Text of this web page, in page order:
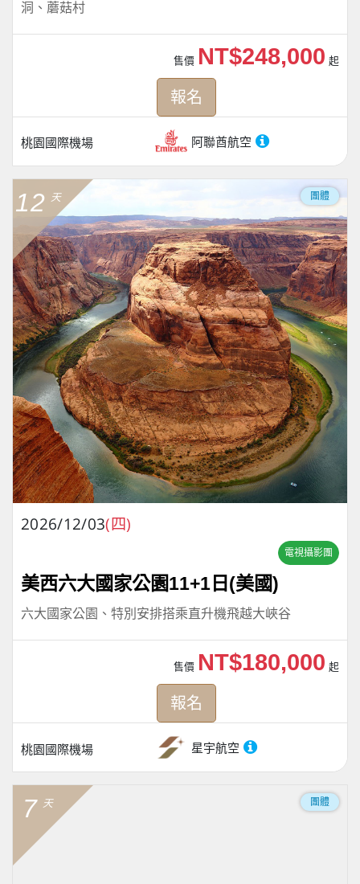
洞、蘑菇村
桃園國際機場 阿聯酋航空
售價 NT$248,000 起
報名
12 天 團體
2026/12/03(四)
電視攝影團
美西六大國家公園11+1日(美國)
六大國家公園、特別安排搭乘直升機飛越大峽谷
桃園國際機場 星宇航空
售價 NT$180,000 起
報名
7 天 團體